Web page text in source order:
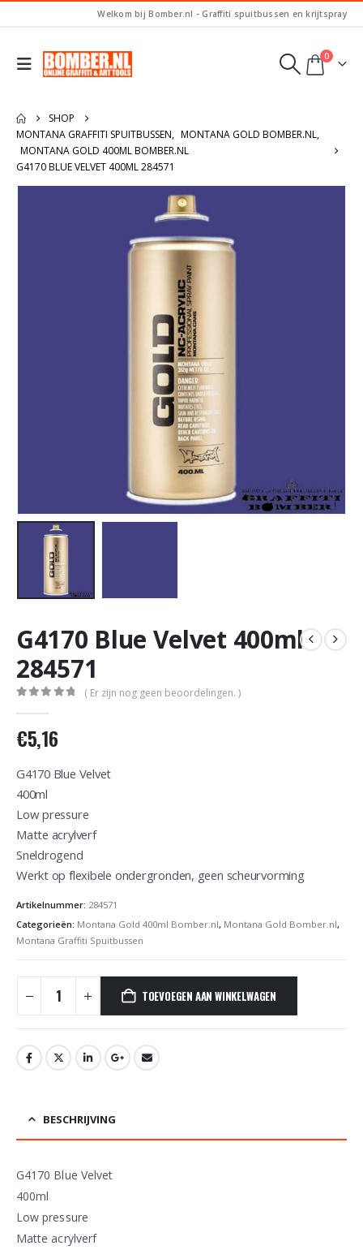
Welkom bij Bomber.nl - Graffiti spuitbussen en krijtspray
0
SHOP
MONTANA GRAFFITI SPUITBUSSEN, MONTANA GOLD BOMBER.NL,
MONTANA GOLD 400ML BOMBER.NL
G4170 BLUE VELVET 400ML 284571
G4170 Blue Velvet 400ml
284571
( Er zijn nog geen beoordelingen. )
€5,16
G4170 Blue Velvet
400ml
Low pressure
Matte acrylverf
Sneldrogend
Werkt op flexibele ondergronden, geen scheurvorming
Artikelnummer: 284571
Categorieën: Montana Gold 400ml Bomber.nl, Montana Gold Bomber.nl,
Montana Graffiti Spuitbussen
TOEVOEGEN AAN WINKELWAGEN
BESCHRIJVING
G4170 Blue Velvet
400ml
Low pressure
Matte acrylverf